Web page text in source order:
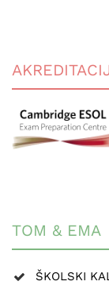
TOM & EMA
ŠKOLSKI